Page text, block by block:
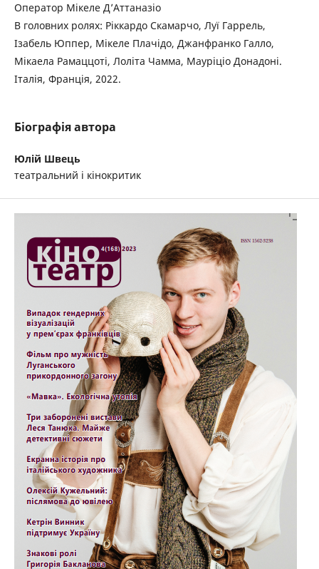
Оператор Мікеле Д’Аттаназіо
В головних ролях: Ріккардо Скамарчо, Луї Гаррель,
Ізабель Юппер, Мікеле Плачідо, Джанфранко Галло,
Мікаела Рамаццоті, Лоліта Чамма, Мауріціо Донадоні.
Італія, Франція, 2022.
Біографія автора
Юлій Швець
театральний і кінокритик